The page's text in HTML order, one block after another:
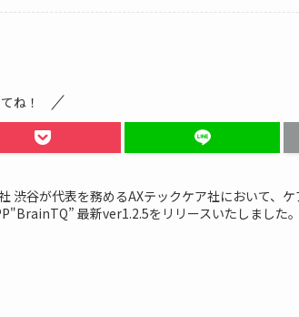
ね！
渋谷が代表を務めるAXテックケア社において、ケ
最新ver1.2.5をリリースいたしました。